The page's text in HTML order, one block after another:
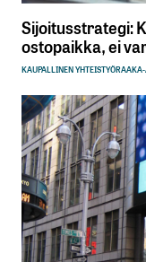
Sijoitusstrategi:
ostopaikka, ei
KAUPALLINEN YHTEISTYÖ